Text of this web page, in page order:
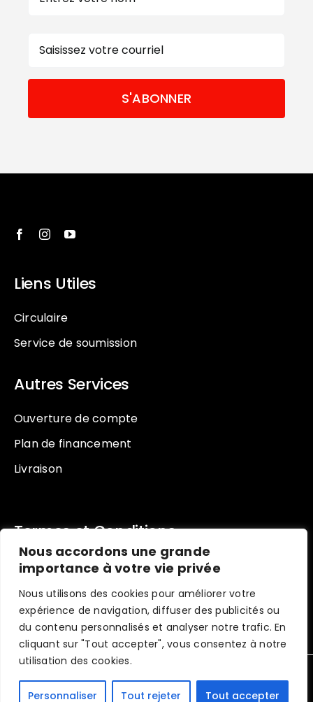
Nous accordons une grande
importance à votre vie privée
Nous utilisons des cookies pour améliorer votre
expérience de navigation, diffuser des publicités ou
du contenu personnalisés et analyser notre trafic. En
cliquant sur "Tout accepter", vous consentez à notre
utilisation des cookies.
Personnaliser Tout rejeter Tout accepter
mail
Liens Utiles
Circulaire
Service de soumission
Autres Services
Ouverture de compte
Plan de financement
Livraison
Termes et Conditions
Conditions d’utilisation
Politique de renseignement
Politique de retour
RENOMAT – CONCEPTION DE SITE WEB PAR
DIGITAL MARKETING SOLUTIONS